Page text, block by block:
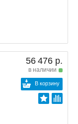
56 476 р.
в наличии
В корзину